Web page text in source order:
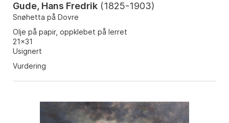
Gude, Hans Fredrik (1825-1903)
Snøhetta på Dovre
Olje på papir, oppklebet på lerret
21x31
Usignert
Vurdering